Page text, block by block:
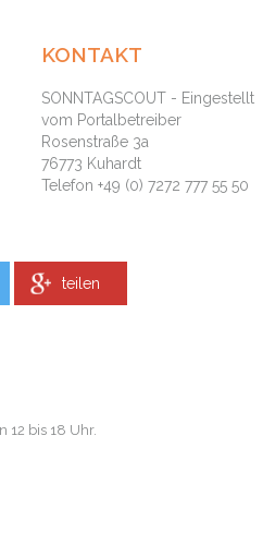
KONTAKT
SONNTAGSCOUT - Eingestellt
vom Portalbetreiber
Rosenstraße 3a
76773 Kuhardt
Telefon +49 (0) 7272 777 55 50
teilen
12 bis 18 Uhr.